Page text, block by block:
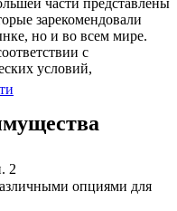
части представлены
зарекомендовали
но и во всем мире.
с
условий,
опциями для
2